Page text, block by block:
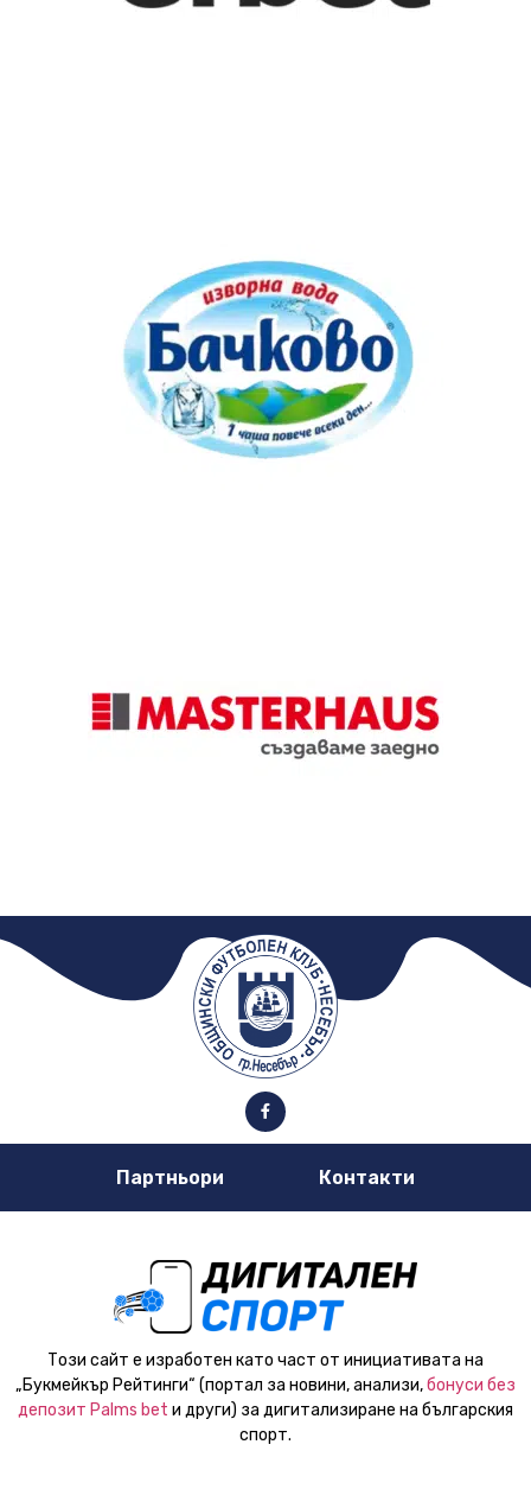
Партньори Контакти
Този сайт е изработен като част от инициативата на
„Букмейкър Рейтинги“ (портал за новини, анализи,бонуси без
депозит Palms bet и други) за дигитализиране на българския
спорт.